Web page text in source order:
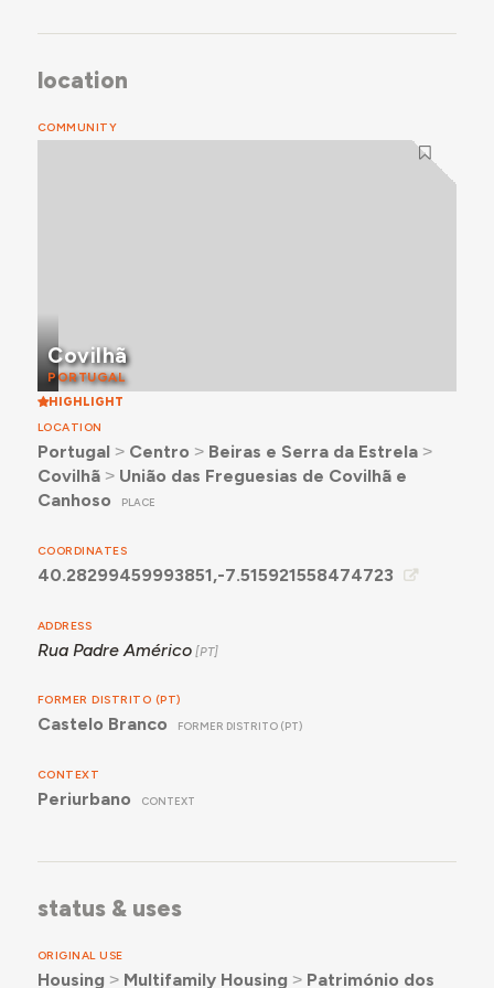
location
COMMUNITY
Covilhã
PORTUGAL
HIGHLIGHT
LOCATION
Portugal ˃ Centro ˃ Beiras e Serra da Estrela˃
Covilhã˃ União das Freguesias de Covilhã e
Canhoso
PLACE
COORDINATES
40.28299459993851,-7.515921558474723
ADDRESS
Rua Padre Américo
FORMER DISTRITO (PT)
Castelo Branco FORMER DISTRITO (PT)
CONTEXT
Periurbano CONTEXT
status & uses
ORIGINAL USE
Housing ˃ Multifamily Housing ˃ Património dos